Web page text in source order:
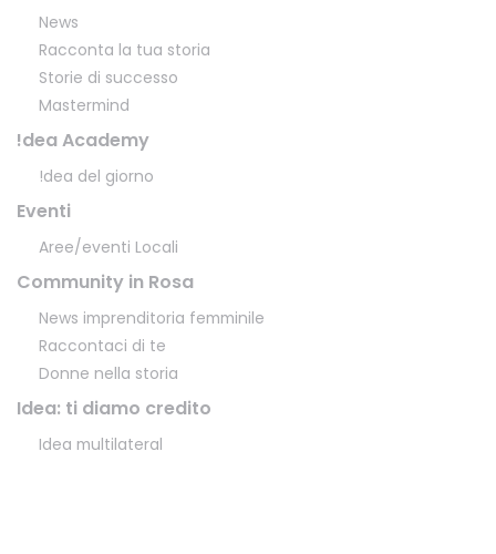
News
Racconta la tua storia
Storie di successo
Mastermind
!dea Academy
!dea del giorno
Eventi
Aree/eventi Locali
Community in Rosa
News imprenditoria femminile
Raccontaci di te
Donne nella storia
Idea: ti diamo credito
Idea multilateral